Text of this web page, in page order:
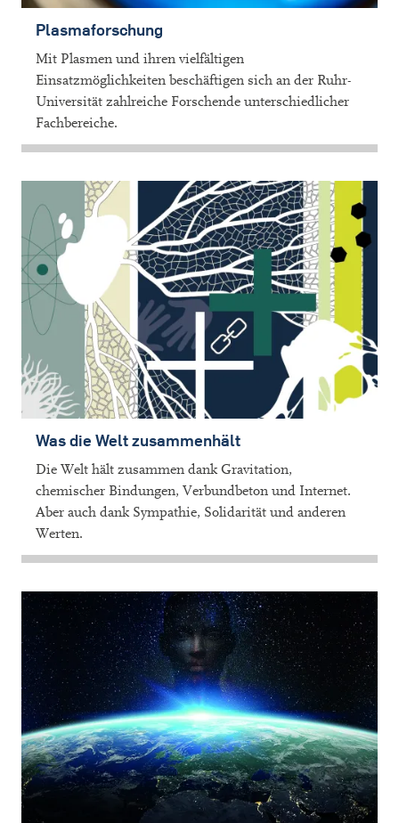
Plasmaforschung
Mit Plasmen und ihren vielfältigen
Einsatzmöglichkeiten beschäftigen sich an der Ruhr-
Universität zahlreiche Forschende unterschiedlicher
Fachbereiche.
Was die Welt zusammenhält
Die Welt hält zusammen dank Gravitation,
chemischer Bindungen, Verbundbeton und Internet.
Aber auch dank Sympathie, Solidarität und anderen
Werten.